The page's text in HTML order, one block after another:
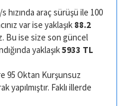
hızında araç sürüşü ile 100
var ise yaklaşık 88.2
Bu ise size son güncel
yaklaşık5933 TL
95 Oktan Kurşunsuz
yapılmıştır. Faklı illerde